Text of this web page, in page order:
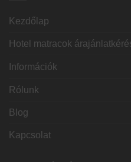
Kezdőlap
Hotel matracok
Információk
Rólunk
Blog
Kapcsolat